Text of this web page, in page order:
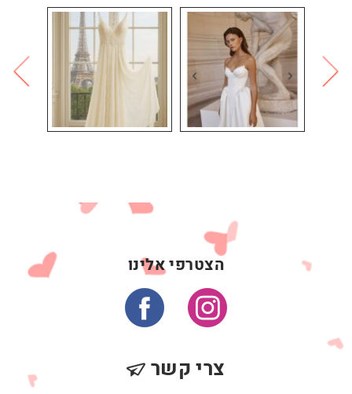
הצטרפי אלינו
צרי קשר